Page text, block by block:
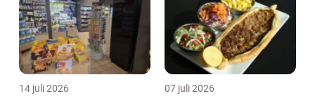
14 juli 2026 07 juli 2026